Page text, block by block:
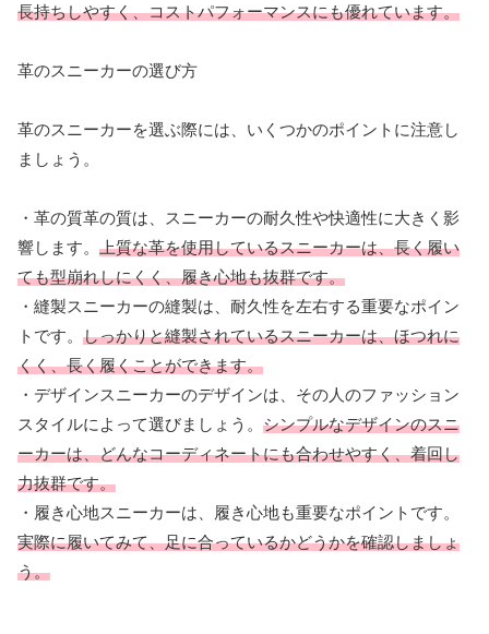
長持ちしやすく、コストパフォーマンスにも優れています。
革のスニーカーの選び方
革のスニーカーを選ぶ際には、いくつかのポイントに注意し
ましょう。
・革の質革の質は、スニーカーの耐久性や快適性に大きく影
響します。 上質な革を使用しているスニーカーは、長く履い
ても型崩れしにくく、履き心地も抜群です。
・縫製スニーカーの縫製は、耐久性を左右する重要なポイン
トです。 しっかりと縫製されているスニーカーは、ほつれに
くく、長く履くことができます。
・デザインスニーカーのデザインは、その人のファッション
スタイルによって選びましょう。 シンプルなデザインのスニ
ーカーは、どんなコーディネートにも合わせやすく、着回し
力抜群です。
・履き心地スニーカーは、履き心地も重要なポイントです。
実際に履いてみて、足に合っているかどうかを確認しましょ
う。